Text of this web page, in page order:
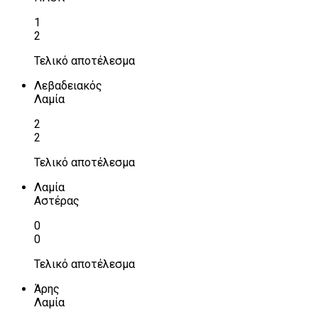
1
2
Τελικό αποτέλεσμα
Λεβαδειακός
Λαμία
2
2
Τελικό αποτέλεσμα
Λαμία
Αστέρας
0
0
Τελικό αποτέλεσμα
Άρης
Λαμία